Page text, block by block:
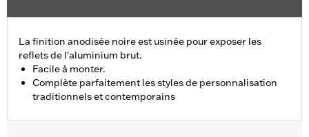
La finition anodisée noire est usinée pour exposer les
reflets de l'aluminium brut.
Facile à monter.
Complète parfaitement les styles de personnalisation
traditionnels et contemporains